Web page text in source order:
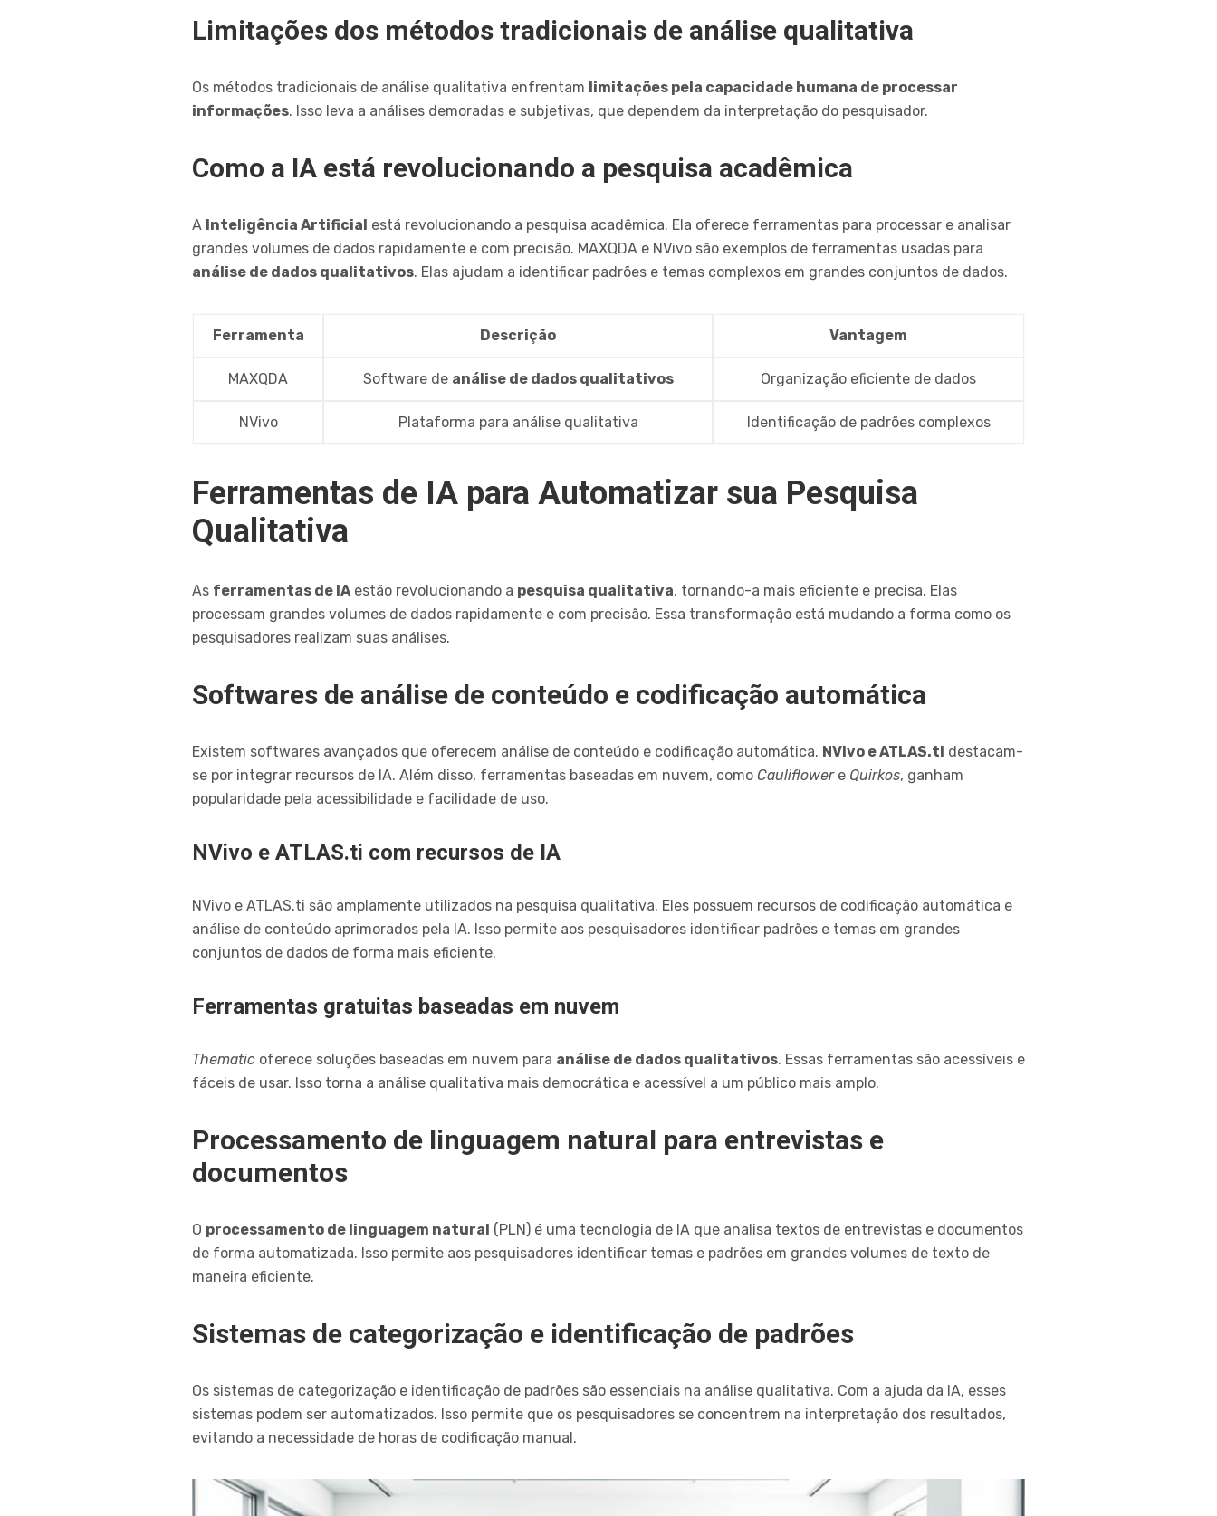
Limitações dos métodos tradicionais de análise qualitativa
Os métodos tradicionais de análise qualitativa enfrentam limitações pela capacidade humana de processar
informações. Isso leva a análises demoradas e subjetivas, que dependem da interpretação do pesquisador.
Como a IA está revolucionando a pesquisa acadêmica
A Inteligência Artificial está revolucionando a pesquisa acadêmica. Ela oferece ferramentas para processar e analisar
grandes volumes de dados rapidamente e com precisão. MAXQDA e NVivo são exemplos de ferramentas usadas para
análise de dados qualitativos. Elas ajudam a identificar padrões e temas complexos em grandes conjuntos de dados.
Ferramenta Descrição Vantagem
MAXQDA Software de análise de dados qualitativos Organização eficiente de dados
NVivo Plataforma para análise qualitativa Identificação de padrões complexos
Ferramentas de IA para Automatizar sua Pesquisa
Qualitativa
As ferramentas de IAestão revolucionando a pesquisa qualitativa, tornando-a mais eficiente e precisa. Elas
processam grandes volumes de dados rapidamente e com precisão. Essa transformação está mudando a forma como os
pesquisadores realizam suas análises.
Softwares de análise de conteúdo e codificação automática
Existem softwares avançados que oferecem análise de conteúdo e codificação automática. NVivo e ATLAS.ti destacam-
se por integrar recursos de IA. Além disso, ferramentas baseadas em nuvem, como Cauliflowere Quirkos, ganham
popularidade pela acessibilidade e facilidade de uso.
NVivo e ATLAS.ti com recursos de IA
NVivo e ATLAS.ti são amplamente utilizados na pesquisa qualitativa. Eles possuem recursos de codificação automática e
análise de conteúdo aprimorados pela IA. Isso permite aos pesquisadores identificar padrões e temas em grandes
conjuntos de dados de forma mais eficiente.
Ferramentas gratuitas baseadas em nuvem
Thematic oferece soluções baseadas em nuvem para análise de dados qualitativos. Essas ferramentas são acessíveis e
fáceis de usar. Isso torna a análise qualitativa mais democrática e acessível a um público mais amplo.
Processamento de linguagem natural para entrevistas e
documentos
O processamento de linguagem natural (PLN) é uma tecnologia de IA que analisa textos de entrevistas e documentos
de forma automatizada. Isso permite aos pesquisadores identificar temas e padrões em grandes volumes de texto de
maneira eficiente.
Sistemas de categorização e identificação de padrões
Os sistemas de categorização e identificação de padrões são essenciais na análise qualitativa. Com a ajuda da IA, esses
sistemas podem ser automatizados. Isso permite que os pesquisadores se concentrem na interpretação dos resultados,
evitando a necessidade de horas de codificação manual.